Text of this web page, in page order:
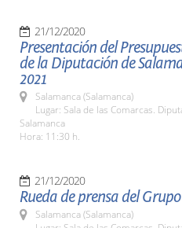
21/12/2020
Presentación del
de la Diputación de
2021
Salamanca (Salamanca)
Lugar: Sala de las Comarcas.
Salamanca
Hora: 11:30 h.
21/12/2020
Rueda de prensa del
Salamanca (Salamanca)